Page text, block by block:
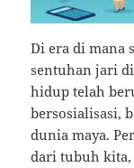
Di era di mana
sentuhan jari
hidup telah
bersosialisasi,
dunia maya.
dari tubuh